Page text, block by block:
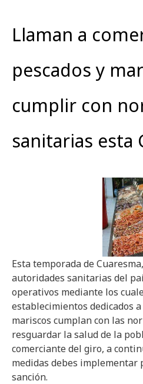
Llaman a
pescados y
cumplir con
sanitarias esta
Esta temporada de
autoridades sanitarias del
operativos mediante los
establecimientos dedicados
mariscos cumplan con las
resguardar la salud de la
comerciante del giro, a
medidas debes implementar
sanción.